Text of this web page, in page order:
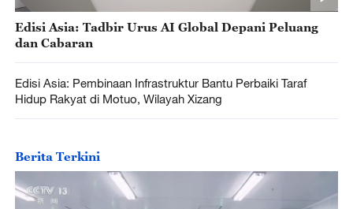
Edisi Asia: Tadbir Urus AI Global Depani Peluang
dan Cabaran
Edisi Asia: Pembinaan Infrastruktur Bantu Perbaiki Taraf
Hidup Rakyat di Motuo, Wilayah Xizang
Berita Terkini